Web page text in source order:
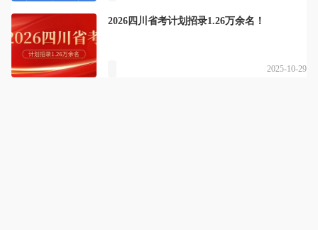
2026四川省考计划招录1.26万余名！
2025-10-29